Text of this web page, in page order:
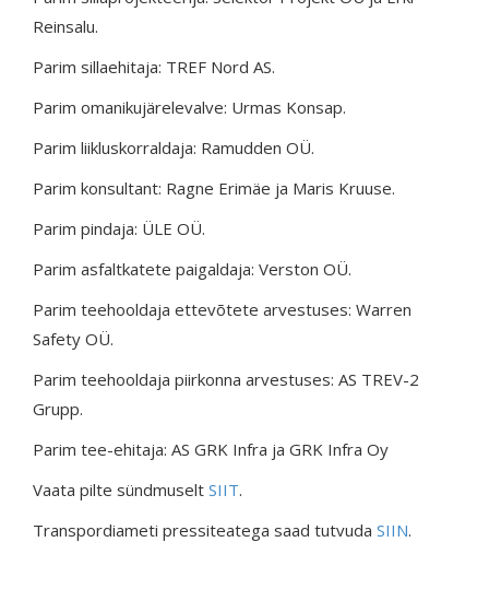
Reinsalu.
Parim sillaehitaja: TREF Nord AS.
Parim omanikujärelevalve: Urmas Konsap.
Parim liikluskorraldaja: Ramudden OÜ.
Parim konsultant: Ragne Erimäe ja Maris Kruuse.
Parim pindaja: ÜLE OÜ.
Parim asfaltkatete paigaldaja: Verston OÜ.
Parim teehooldaja ettevõtete arvestuses: Warren
Safety OÜ.
Parim teehooldaja piirkonna arvestuses: AS TREV-2
Grupp.
Parim tee-ehitaja: AS GRK Infra ja GRK Infra Oy
Vaata pilte sündmuselt SIIT.
Transpordiameti pressiteatega saad tutvuda SIIN.